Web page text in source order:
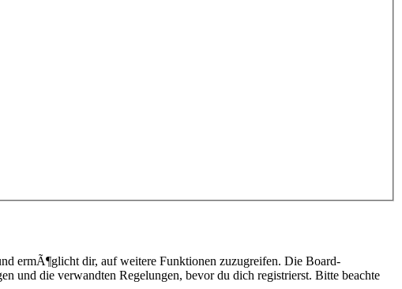
ermÃ¶glicht dir, auf weitere Funktionen zuzugreifen. Die Board-
und die verwandten Regelungen, bevor du dich registrierst. Bitte beachte